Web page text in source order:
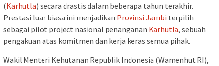
(Karhutla) secara drastis dalam beberapa tahun terakhir.
Prestasi luar biasa ini menjadikan Provinsi Jambi terpilih
sebagai pilot project nasional penanganan Karhutla, sebuah
pengakuan atas komitmen dan kerja keras semua pihak.
Wakil Menteri Kehutanan Republik Indonesia (Wamenhut RI),